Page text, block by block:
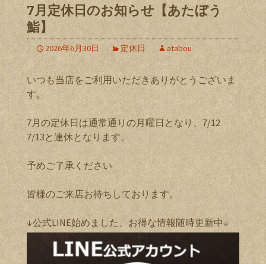
7月定休日のお知らせ【あたぼう
鮨】
2026年6月30日 定休日 atabou
いつも当店をご利用いただきありがとうございま
す。
7月の定休日は通常通りの月曜日となり、7/12
7/13と連休となります。
予めご了承ください
皆様のご来店お待ちしております。
↓公式LINE始めました、お得な情報随時更新中↓